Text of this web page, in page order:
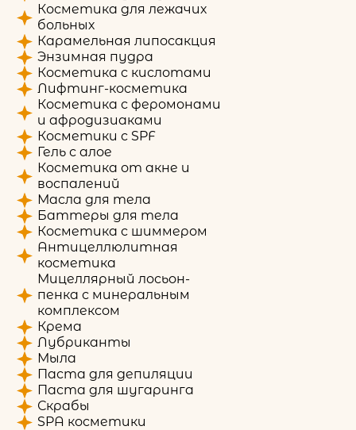
Косметика для лежачих
больных
Карамельная липосакция
Энзимная пудра
Косметика с кислотами
Лифтинг-косметика
Косметика с феромонами
и афродизиаками
Косметики с SPF
Гель с алое
Косметика от акне и
воспалений
Масла для тела
Баттеры для тела
Косметика с шиммером
Антицеллюлитная
косметика
Мицеллярный лосьон-
пенка с минеральным
комплексом
Крема
Лубриканты
Мыла
Паста для депиляции
Паста для шугаринга
Скрабы
SPA косметики